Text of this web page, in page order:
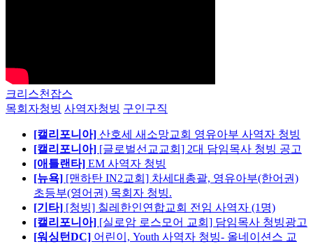
크리스천잡스
목회자청빙 사역자청빙 구인구직
[캘리포니아] 산호세 새소망교회 영유아부 사역자 청빙
[캘리포니아] [글로벌선교교회] 2대 담임목사 청빙 공고
[애틀랜타] EM 사역자 청빙
[뉴욕] [맨하탄 IN2교회] 차세대총괄, 영유아부(한어권)
초등부(영어권) 목회자 청빙.
[기타] [청빙] 칠레한인연합교회 전임 사역자 (1명)
[캘리포니아] [실로암 로스모어 교회] 담임목사 청빙광고
[워싱턴DC] 어린이, Youth 사역자 청빙- 올네이션스 교